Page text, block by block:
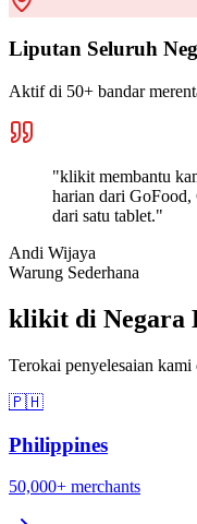
Liputan Seluruh
Aktif di 50+ bandar
"klikit membantu
harian dari GoFood,
dari satu tablet."
Andi Wijaya
Warung Sederhana
klikit di Negara
Terokai penyelesaian
🇵🇭
Philippines
50,000+ merchants